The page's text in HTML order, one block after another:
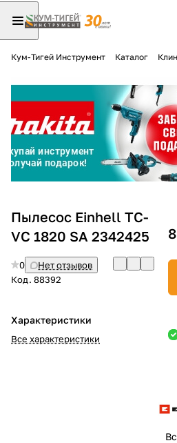
Кум-Тигей Инструмент Каталог
Пылесос Einhell TC-
VC 1820 SA 2342425
0
Нет отзывов
Код. 88392
Характеристики
Все характеристики
Разбейте
оплатуна части
без переплат
График платежей
Сегодня
25%
в корзину
% картой любого